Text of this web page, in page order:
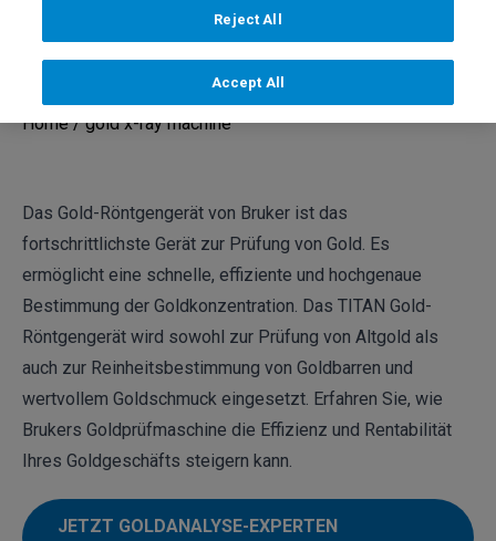
Home /gold x-ray machine
Das Gold-Röntgengerät von Bruker ist das
fortschrittlichste Gerät zur Prüfung von Gold. Es
ermöglicht eine schnelle, effiziente und hochgenaue
Bestimmung der Goldkonzentration. Das TITAN Gold-
Röntgengerät wird sowohl zur Prüfung von Altgold als
auch zur Reinheitsbestimmung von Goldbarren und
wertvollem Goldschmuck eingesetzt. Erfahren Sie, wie
Brukers Goldprüfmaschine die Effizienz und Rentabilität
Ihres Goldgeschäfts steigern kann.
JETZT GOLDANALYSE-EXPERTEN
Reject All
Accept All